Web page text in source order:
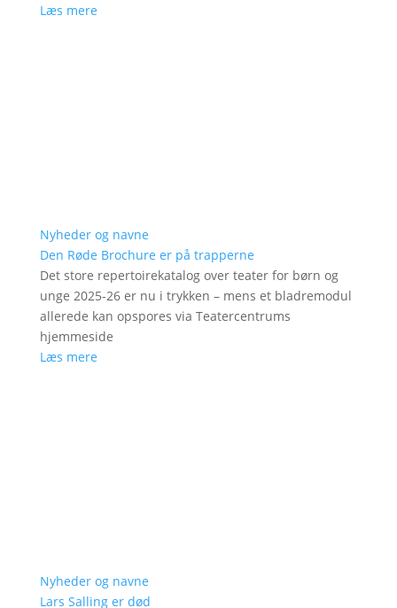
Læs mere
Nyheder og navne
Den Røde Brochure er på trapperne
Det store repertoirekatalog over teater for børn og
unge 2025-26 er nu i trykken – mens et bladremodul
allerede kan opspores via Teatercentrums
hjemmeside
Læs mere
Nyheder og navne
Lars Salling er død